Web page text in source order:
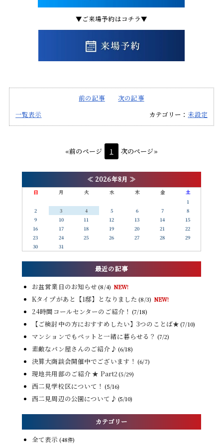
▼ご来場予約はコチラ▼
前の記事
次の記事
一覧表示
カテゴリー： 未設定
«前のページ 1 次のページ»
≪ 2026年8月 ≫
日 月 火 水 木 金
土
1
2
3 4 5 6 7
8
9
10 11 12 13 14
15
16
17 18 19 20 21
22
23
24 25 26 27 28
29
30
31
最近の記事
お盆営業日のお知らせ (8/4) NEW!
Kタイプがあと【1邸】となりました (8/3) NEW!
24時間コールセンターのご紹介！ (7/18)
【ご検討中の方におすすめしたい】3つのことば★ (7/10)
マンションでもペットと一緒に暮らせる？ (7/2)
素敵なパン屋さんのご紹介♪ (6/18)
決算大商談会開催中でございます！ (6/7)
現地共用部のご紹介 ★ Part2(5/29)
西二見学校区について！ (5/16)
西二見周辺の公園について♪ (5/10)
カテゴリー
全て表示 (48件)